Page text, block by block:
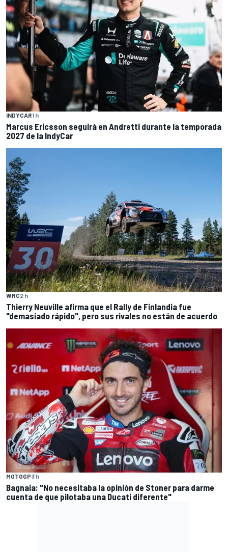
INDYCAR1 h
Marcus Ericsson seguirá en Andretti durante la temporada
2027 de la IndyCar
WRC2 h
Thierry Neuville afirma que el Rally de Finlandia fue
"demasiado rápido", pero sus rivales no están de acuerdo
MOTOGP3 h
Bagnaia: "No necesitaba la opinión de Stoner para darme
cuenta de que pilotaba una Ducati diferente"